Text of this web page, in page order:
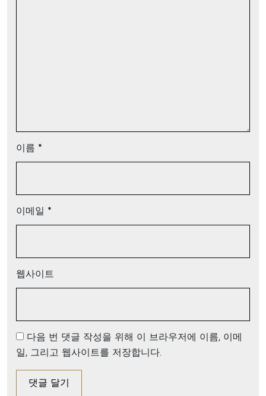
이름 *
이메일 *
웹사이트
다음 번 댓글 작성을 위해 이 브라우저에 이름, 이메
일, 그리고 웹사이트를 저장합니다.